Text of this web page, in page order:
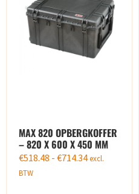
MAX 820 OPBERGKOFFER
– 820 X 600 X 450 MM
€518.48 - €714.34excl.
BTW